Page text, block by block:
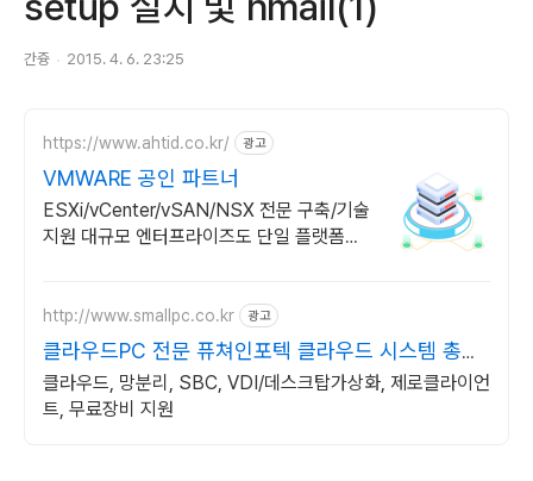
간즁 2015. 4. 6. 23:25
https://www.ahtid.co.kr/ 광고
VMWARE 공인 파트너
ESXi/vCenter/vSAN/NSX 전문 구축/기술
지원 대규모 엔터프라이즈도 단일 플랫폼으
http://www.smallpc.co.kr 광고
클라우드PC 전문 퓨쳐인포텍 클라우드 시스템 총판
사
클라우드, 망분리, SBC, VDI/데스크탑가상화, 제로클라이언
트, 무료장비 지원